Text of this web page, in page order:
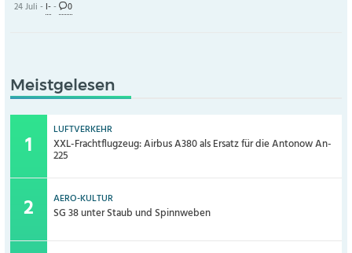
24 Juli - I-- 0
Meistgelesen
LUFTVERKEHR
XXL-Frachtflugzeug: Airbus A380 als Ersatz für die Antonow An-
225
AERO-KULTUR
SG 38 unter Staub und Spinnweben